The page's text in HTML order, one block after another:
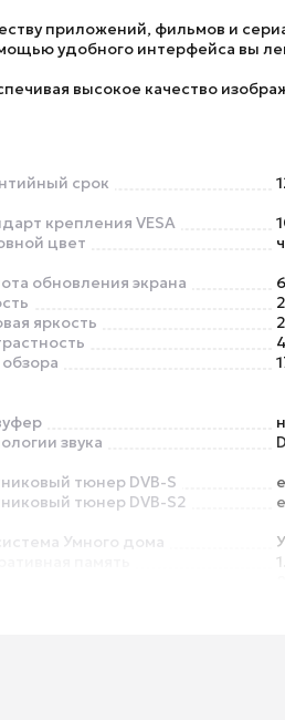
приложений, фильмов и
удобного интерфейса вы
высокое качество
срок
крепления VESA
цвет
обновления экрана
яркость
обзора
звука
тюнер DVB-S
тюнер DVB-S2
Умного дома